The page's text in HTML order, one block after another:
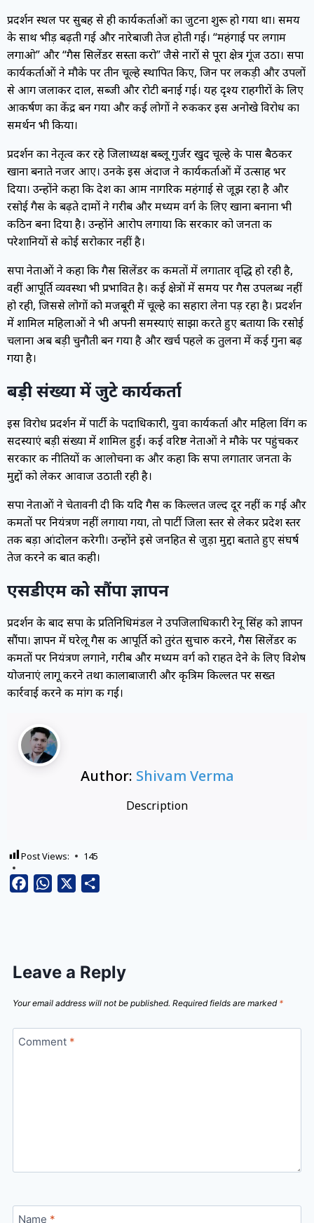
प्रदर्शन स्थल पर सुबह से ही कार्यकर्ताओं का जुटना शुरू हो गया था। समय
के साथ भीड़ बढ़ती गई और नारेबाजी तेज होती गई। “महंगाई पर लगाम
लगाओ” और “गैस सिलेंडर सस्ता करो” जैसे नारों से पूरा क्षेत्र गूंज उठा। सपा
कार्यकर्ताओं ने मौके पर तीन चूल्हे स्थापित किए, जिन पर लकड़ी और उपलों
से आग जलाकर दाल, सब्जी और रोटी बनाई गई। यह दृश्य राहगीरों के लिए
आकर्षण का केंद्र बन गया और कई लोगों ने रुककर इस अनोखे विरोध का
समर्थन भी किया।
प्रदर्शन का नेतृत्व कर रहे जिलाध्यक्ष बब्लू गुर्जर खुद चूल्हे के पास बैठकर
खाना बनाते नजर आए। उनके इस अंदाज ने कार्यकर्ताओं में उत्साह भर
दिया। उन्होंने कहा कि देश का आम नागरिक महंगाई से जूझ रहा है और
रसोई गैस के बढ़ते दामों ने गरीब और मध्यम वर्ग के लिए खाना बनाना भी
कठिन बना दिया है। उन्होंने आरोप लगाया कि सरकार को जनता की
परेशानियों से कोई सरोकार नहीं है।
सपा नेताओं ने कहा कि गैस सिलेंडर की कीमतों में लगातार वृद्धि हो रही है,
वहीं आपूर्ति व्यवस्था भी प्रभावित है। कई क्षेत्रों में समय पर गैस उपलब्ध नहीं
हो रही, जिससे लोगों को मजबूरी में चूल्हे का सहारा लेना पड़ रहा है। प्रदर्शन
में शामिल महिलाओं ने भी अपनी समस्याएं साझा करते हुए बताया कि रसोई
चलाना अब बड़ी चुनौती बन गया है और खर्च पहले की तुलना में कई गुना बढ़
गया है।
बड़ी संख्या में जुटे कार्यकर्ता
इस विरोध प्रदर्शन में पार्टी के पदाधिकारी, युवा कार्यकर्ता और महिला विंग की
सदस्याएं बड़ी संख्या में शामिल हुईं। कई वरिष्ठ नेताओं ने मौके पर पहुंचकर
सरकार की नीतियों की आलोचना की और कहा कि सपा लगातार जनता के
मुद्दों को लेकर आवाज उठाती रही है।
सपा नेताओं ने चेतावनी दी कि यदि गैस की किल्लत जल्द दूर नहीं की गई और
कीमतों पर नियंत्रण नहीं लगाया गया, तो पार्टी जिला स्तर से लेकर प्रदेश स्तर
तक बड़ा आंदोलन करेगी। उन्होंने इसे जनहित से जुड़ा मुद्दा बताते हुए संघर्ष
तेज करने की बात कही।
एसडीएम को सौंपा ज्ञापन
प्रदर्शन के बाद सपा के प्रतिनिधिमंडल ने उपजिलाधिकारी रेनू सिंह को ज्ञापन
सौंपा। ज्ञापन में घरेलू गैस की आपूर्ति को तुरंत सुचारु करने, गैस सिलेंडर की
कीमतों पर नियंत्रण लगाने, गरीब और मध्यम वर्ग को राहत देने के लिए विशेष
योजनाएं लागू करने तथा कालाबाजारी और कृत्रिम किल्लत पर सख्त
कार्रवाई करने की मांग की गई।
Author: Shivam Verma
Description
Post Views: 145
FacebookWhatsApp
Leave a Reply
Your email address will not be published. Required fields are marked *
Comment *
Name *